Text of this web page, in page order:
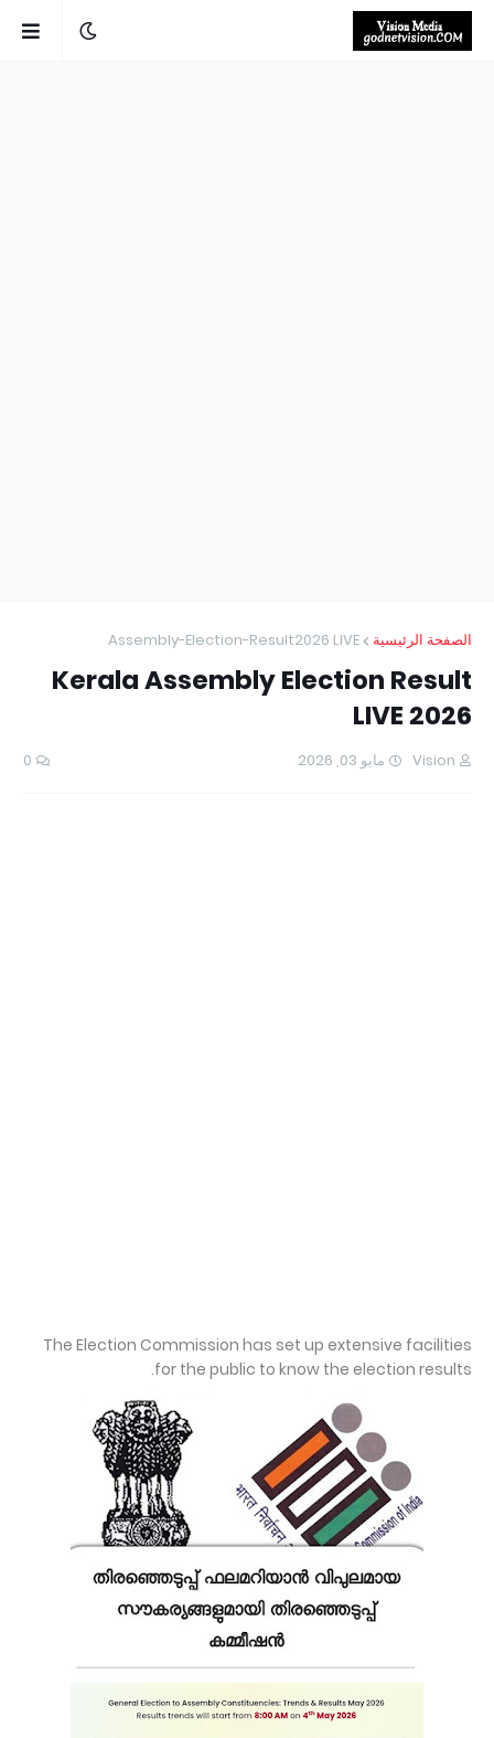
الصفحة الرئيسية Assembly-Election-Result2026 LIVE
Kerala Assembly Election Result
LIVE 2026
Vision مايو 03, 2026 0
The Election Commission has set up extensive facilities
for the public to know the election results.